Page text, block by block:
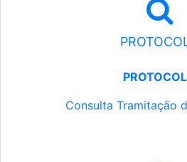
Consulta Tramitação